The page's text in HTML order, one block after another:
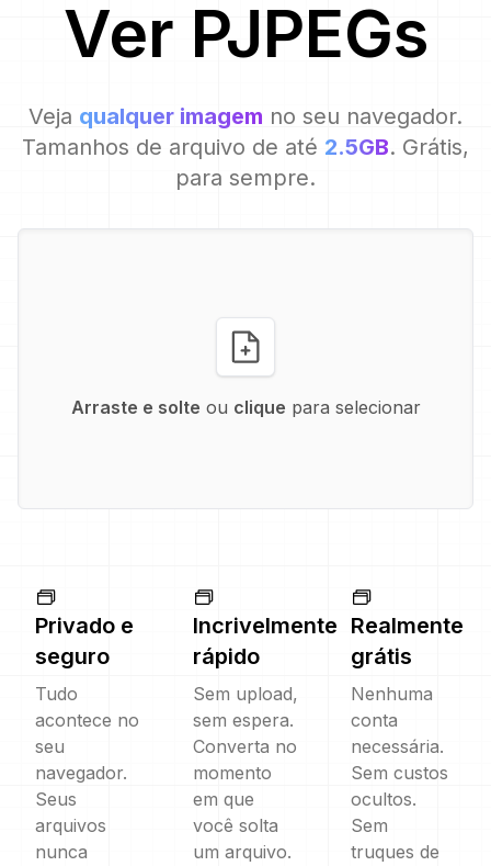
Ver PJPEGs
Veja qualquer imagem no seu navegador.
Tamanhos de arquivo de até 2.5GB. Grátis,
para sempre.
Arraste e solte ou clique para selecionar
Privado e
seguro
Tudo
acontece no
seu
navegador.
Seus
arquivos
nunca
Incrivelmente
rápido
Sem upload,
sem espera.
Converta no
momento
em que
você solta
um arquivo.
Realmente
grátis
Nenhuma
conta
necessária.
Sem custos
ocultos.
Sem
truques de